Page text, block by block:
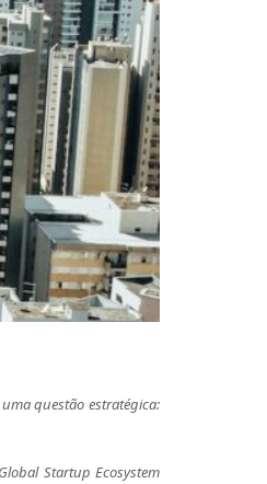
questão estratégica:
Global Startup Ecosystem